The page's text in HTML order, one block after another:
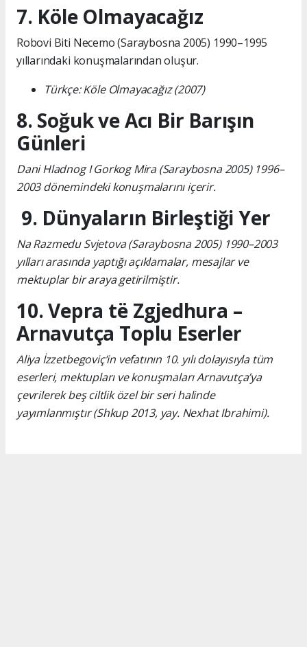
7. Köle Olmayacağız
Robovi Biti Necemo (Saraybosna 2005) 1990–1995
yıllarındaki konuşmalarından oluşur.
Türkçe: Köle Olmayacağız (2007)
8. Soğuk ve Acı Bir Barışın
Günleri
Dani Hladnog I Gorkog Mira (Saraybosna 2005) 1996–
2003 dönemindeki konuşmalarını içerir.
9. Dünyaların Birleştiği Yer
Na Razmedu Svjetova (Saraybosna 2005) 1990–2003
yılları arasında yaptığı açıklamalar, mesajlar ve
mektuplar bir araya getirilmiştir.
10. Vepra të Zgjedhura –
Arnavutça Toplu Eserler
Aliya İzzetbegoviç’in vefatının 10. yılı dolayısıyla tüm
eserleri, mektupları ve konuşmaları Arnavutça’ya
çevrilerek beş ciltlik özel bir seri halinde
yayımlanmıştır (Shkup 2013, yay. Nexhat Ibrahimi).